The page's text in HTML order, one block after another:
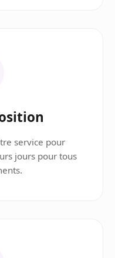
service pour
jours pour tous